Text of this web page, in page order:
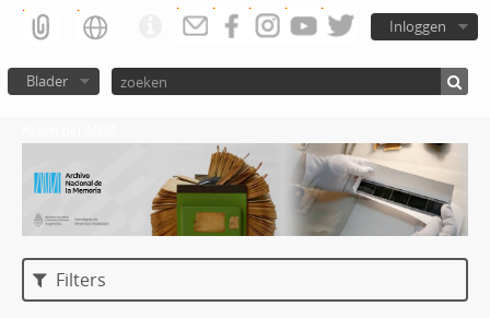
Inloggen
Blader
Filters